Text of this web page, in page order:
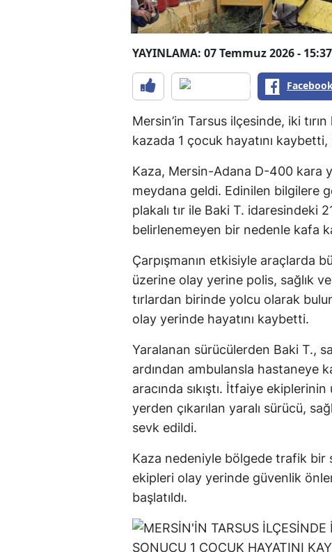
YAYINLAMA: 07 Temmuz 2026 - 15:37
Mersin’in Tarsus ilçesinde, iki
kazada 1 çocuk hayatını kaybetti,
Kaza, Mersin-Adana D-400 kara
meydana geldi. Edinilen bilgilere
plakalı tır ile Baki T. idaresindeki
belirlenemeyen bir nedenle kafa
Çarpışmanın etkisiyle araçlarda
üzerine olay yerine polis, sağlık
tırlardan birinde yolcu olarak
olay yerinde hayatını kaybetti.
Yaralanan sürücülerden Baki T.,
ardından ambulansla hastaneye
aracında sıkıştı. İtfaiye
yerden çıkarılan yaralı sürücü,
sevk edildi.
Kaza nedeniyle bölgede trafik bir
ekipleri olay yerinde güvenlik
başlatıldı.